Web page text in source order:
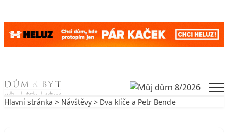
Skip to content
Hlavní stránka > Návštěvy > Dva klíče a Petr Bende